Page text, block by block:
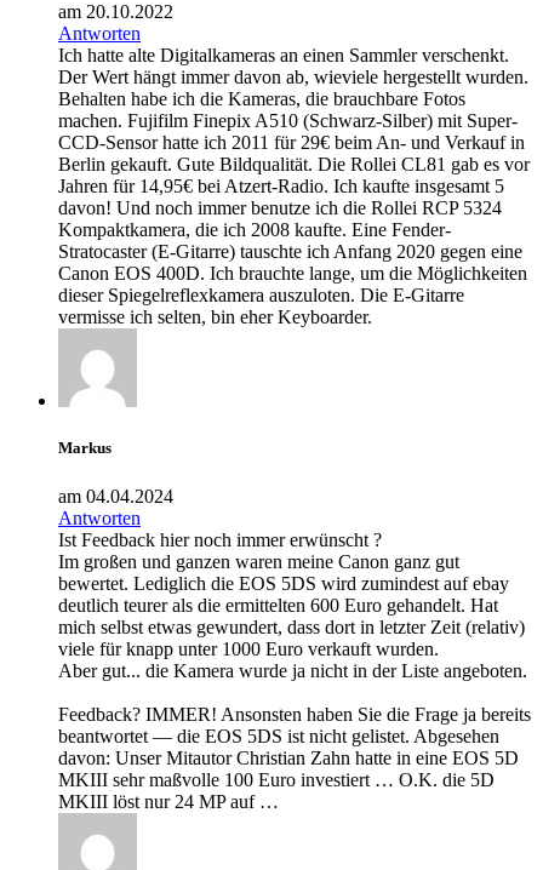
am 20.10.2022
Antworten
Ich hatte alte Digitalkameras an einen Sammler verschenkt.
Der Wert hängt immer davon ab, wieviele hergestellt wurden.
Behalten habe ich die Kameras, die brauchbare Fotos
machen. Fujifilm Finepix A510 (Schwarz-Silber) mit Super-
CCD-Sensor hatte ich 2011 für 29€ beim An- und Verkauf in
Berlin gekauft. Gute Bildqualität. Die Rollei CL81 gab es vor
Jahren für 14,95€ bei Atzert-Radio. Ich kaufte insgesamt 5
davon! Und noch immer benutze ich die Rollei RCP 5324
Kompaktkamera, die ich 2008 kaufte. Eine Fender-
Stratocaster (E-Gitarre) tauschte ich Anfang 2020 gegen eine
Canon EOS 400D. Ich brauchte lange, um die Möglichkeiten
dieser Spiegelreflexkamera auszuloten. Die E-Gitarre
vermisse ich selten, bin eher Keyboarder.
Markus
am 04.04.2024
Antworten
Ist Feedback hier noch immer erwünscht ?
Im großen und ganzen waren meine Canon ganz gut
bewertet. Lediglich die EOS 5DS wird zumindest auf ebay
deutlich teurer als die ermittelten 600 Euro gehandelt. Hat
mich selbst etwas gewundert, dass dort in letzter Zeit (relativ)
viele für knapp unter 1000 Euro verkauft wurden.
Aber gut... die Kamera wurde ja nicht in der Liste angeboten.
Feedback? IMMER! Ansonsten haben Sie die Frage ja bereits
beantwortet — die EOS 5DS ist nicht gelistet. Abgesehen
davon: Unser Mitautor Christian Zahn hatte in eine EOS 5D
MKIII sehr maßvolle 100 Euro investiert … O.K. die 5D
MKIII löst nur 24 MP auf …